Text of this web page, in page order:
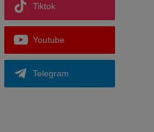
Tiktok
Youtube
Telegram